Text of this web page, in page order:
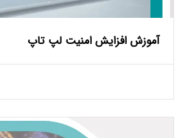
آموزش افزایش امنیت لپ تاپ